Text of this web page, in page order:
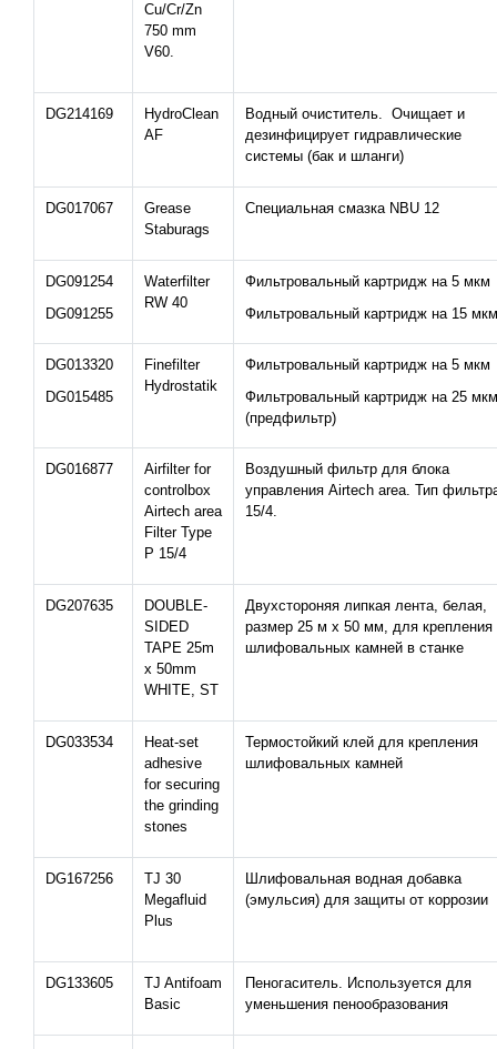
Cu/Cr/Zn
750 mm
V60.
DG214169
HydroClean
AF
Водный очиститель. Очищает и
дезинфицирует гидравлические
системы (бак и шланги)
DG017067
Grease
Staburags
Специальная смазка NBU 12
DG091254
DG091255
Waterfilter
RW 40
Фильтровальный картридж на 5 мкм
Фильтровальный картридж на 15 мкм
DG013320
DG015485
Finefilter
Hydrostatik
Фильтровальный картридж на 5 мкм
Фильтровальный картридж на 25 мкм
(предфильтр)
DG016877
Airfilter for
controlbox
Airtech area
Filter Type
P 15/4
Воздушный фильтр для блока
управления Airtech area. Тип
15/4.
DG207635
DOUBLE-
SIDED
TAPE 25m
x 50mm
WHITE, ST
Двухстороняя липкая лента, белая,
размер 25 м х 50 мм, для крепления
шлифовальных камней в станке
DG033534
Heat-set
adhesive
for securing
the grinding
stones
Термостойкий клей для крепления
шлифовальных камней
DG167256
TJ 30
Megafluid
Plus
Шлифовальная водная добавка
(эмульсия) для защиты от коррозии
DG133605
TJ Antifoam
Basic
Пеногаситель. Используется для
уменьшения пенообразования